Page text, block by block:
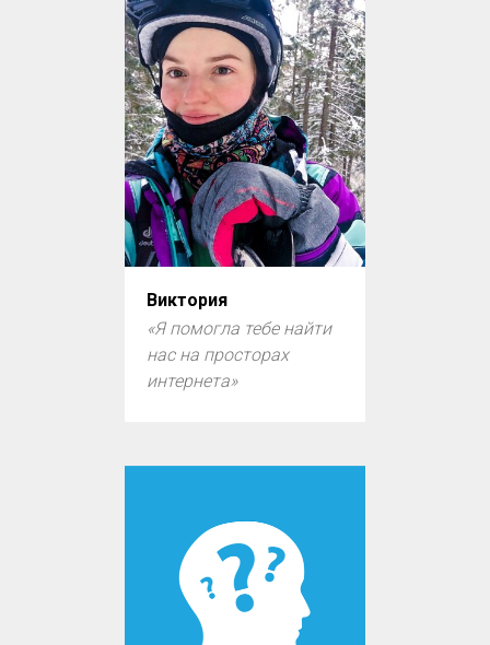
Виктория
«Я помогла тебе найти
нас на просторах
интернета»